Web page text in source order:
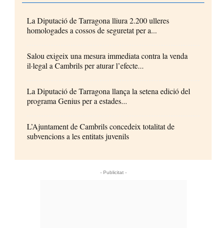
La Diputació de Tarragona lliura 2.200 ulleres
homologades a cossos de seguretat per a...
Salou exigeix una mesura immediata contra la venda
il·legal a Cambrils per aturar l’efecte...
La Diputació de Tarragona llança la setena edició del
programa Genius per a estades...
L’Ajuntament de Cambrils concedeix totalitat de
subvencions a les entitats juvenils
- Publicitat -